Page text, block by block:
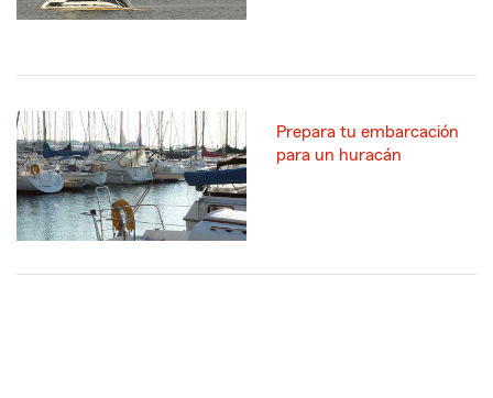
Prepara tu embarcación
para un huracán